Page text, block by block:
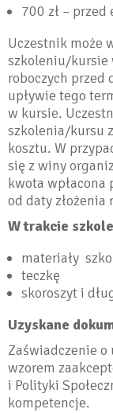
700 zł –
Uczestnik może
szkoleniu/kursie
roboczych przed
upływie tego
w kursie.
szkolenia/kursu
kosztu. W
się z winy
kwota wpłacona
od daty złożenia
W trakcie
materiały
teczkę
skoroszyt i
Uzyskane
Zaświadczenie
wzorem
i Polityki
kompetencje.